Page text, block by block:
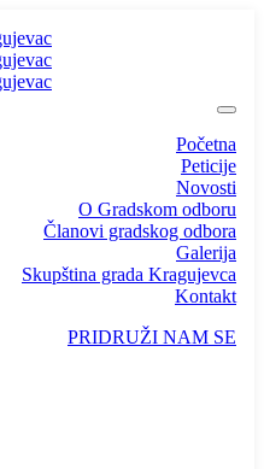
Početna
Peticije
Novosti
O Gradskom odboru
Članovi gradskog odbora
Galerija
Skupština grada Kragujevca
Kontakt
PRIDRUŽI NAM SE